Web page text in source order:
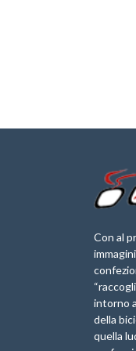
Con al
intorno
della
quella
Briko Torino – 11
Maggio 2025 – r